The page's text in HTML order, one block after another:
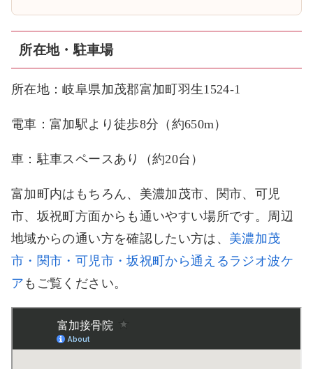
所在地・駐車場
所在地：岐阜県加茂郡富加町羽生1524-1
電車：富加駅より徒歩8分（約650m）
車：駐車スペースあり（約20台）
富加町内はもちろん、美濃加茂市、関市、可児
市、坂祝町方面からも通いやすい場所です。周辺
地域からの通い方を確認したい方は、 美濃加茂
市・関市・可児市・坂祝町から通えるラジオ波ケ
ア もご覧ください。